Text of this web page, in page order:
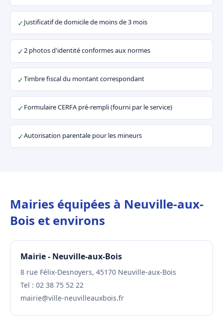
✓Justificatif de domicile de moins de 3 mois
✓2 photos d'identité conformes aux normes
✓Timbre fiscal du montant correspondant
✓ Formulaire CERFA pré-rempli (fourni par le service)
✓Autorisation parentale pour les mineurs
Mairies équipées à Neuville-aux-
Bois et environs
Mairie - Neuville-aux-Bois
8 rue Félix-Desnoyers, 45170 Neuville-aux-Bois
Tel : 02 38 75 52 22
mairie@ville-neuvilleauxbois.fr